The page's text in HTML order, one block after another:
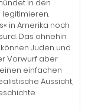
in den
legitimieren.
in Amerika noch
Das ohnehin
Juden und
Vorwurf aber
einfachen
Aussicht,